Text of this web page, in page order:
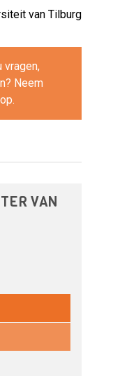
van Tilburg
vragen,
Neem
VAN